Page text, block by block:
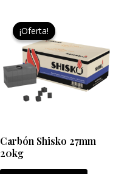
¡Oferta!
¡Oferta!
Carbón Shisko 27mm
20kg
precio
original
era:
130,00 €.
es:
95,00 €.